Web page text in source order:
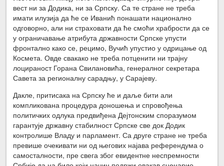
вест ни за Додика, ни за Српску. Са те стране не треба
имати илузија да ће се Иванић понашати национално
одговорно, али ни страховати да ће смоћи храбрости да се
у ограничавање атрибута државности Српске упусти
фронтално како се, рецимо, Вучић упустио у одрицање од
Космета. Овде свакако не треба потценити ни трајну
лоцираност Горана Свилановића, генералног секретара
Савета за регионалну сарадњу, у Сарајеву.
Дакле, притисака на Српску ће и даље бити али
компликована процедура доношења и спровођења
политичких одлука предвиђена Дејтонским споразумом
гарантује државну стабилност Српске све док Додик
контролише Владу и парламент. Са друге стране не треба
превише очекивати ни од његових најава референдума о
самосталности, пре свега због евидентне неспремности